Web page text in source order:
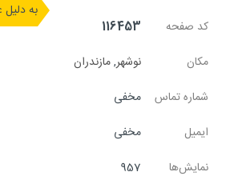
به
کد صفحه
116453
مکان
نوشهر,مازندران
شماره تماس
مخفی
ایمیل
مخفی
نمایش‌ها
957